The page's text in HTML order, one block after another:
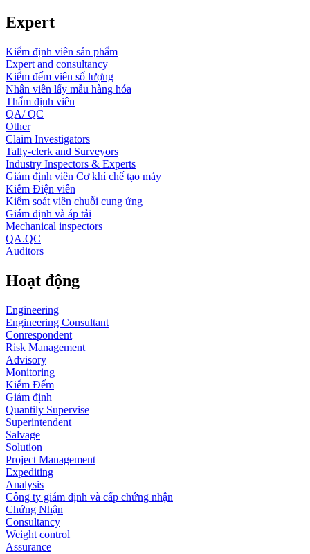
Expert
Kiểm định viên sản phẩm
Expert and consultancy
Kiểm đếm viên số lượng
Nhân viên lấy mẫu hàng hóa
Thẩm định viên
QA/ QC
Other
Claim Investigators
Tally-clerk and Surveyors
Industry Inspectors & Experts
Giám định viên Cơ khí chế tạo máy
Kiểm Điện viên
Kiểm soát viên chuỗi cung ứng
Giám định và áp tải
Mechanical inspectors
QA.QC
Auditors
Hoạt động
Engineering
Engineering Consultant
Conrespondent
Risk Management
Advisory
Monitoring
Kiểm Đếm
Giám định
Quantily Supervise
Superintendent
Salvage
Solution
Project Management
Expediting
Analysis
Công ty giám định và cấp chứng nhận
Chứng Nhận
Consultancy
Weight control
Assurance